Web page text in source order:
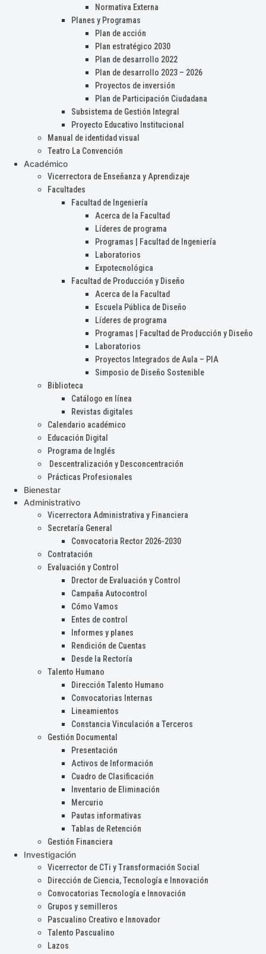
Normativa Externa
Planes y Programas
Plan de acción
Plan estratégico 2030
Plan de desarrollo 2022
Plan de desarrollo 2023 – 2026
Proyectos de inversión
Plan de Participación Ciudadana
Subsistema de Gestión Integral
Proyecto Educativo Institucional
Manual de identidad visual
Teatro La Convención
Académico
Vicerrectora de Enseñanza y Aprendizaje
Facultades
Facultad de Ingeniería
Acerca de la Facultad
Líderes de programa
Programas | Facultad de Ingeniería
Laboratorios
Expotecnológica
Facultad de Producción y Diseño
Acerca de la Facultad
Escuela Pública de Diseño
Líderes de programa
Programas | Facultad de Producción y Diseño
Laboratorios
Proyectos Integrados de Aula – PIA
Simposio de Diseño Sostenible
Biblioteca
Catálogo en línea
Revistas digitales
Calendario académico
Educación Digital
Programa de Inglés
Descentralización y Desconcentración
Prácticas Profesionales
Bienestar
Administrativo
Vicerrectora Administrativa y Financiera
Secretaría General
Convocatoria Rector 2026-2030
Contratación
Evaluación y Control
Drector de Evaluación y Control
Campaña Autocontrol
Cómo Vamos
Entes de control
Informes y planes
Rendición de Cuentas
Desde la Rectoría
Talento Humano
Dirección Talento Humano
Convocatorias Internas
Lineamientos
Constancia Vinculación a Terceros
Gestión Documental
Presentación
Activos de Información
Cuadro de Clasificación
Inventario de Eliminación
Mercurio
Pautas informativas
Tablas de Retención
Gestión Financiera
Investigación
Vicerrector de CTi y Transformación Social
Dirección de Ciencia, Tecnología e Innovación
Convocatorias Tecnología e Innovación
Grupos y semilleros
Pascualino Creativo e Innovador
Talento Pascualino
Lazos